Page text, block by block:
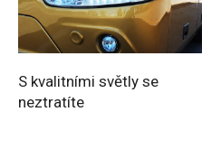
S kvalitními světly se
neztratíte